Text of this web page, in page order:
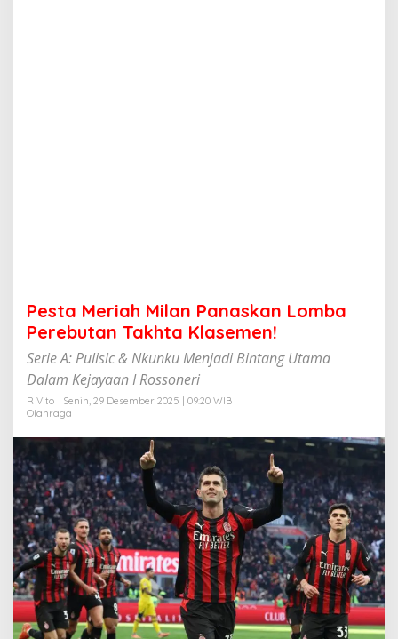
P
e
r
e
b
u
t
n
T
a
k
t
a
K
l
a
s
e
m
Pesta Meriah Milan Panaskan Lomba
Perebutan Takhta Klasemen!
Serie A: Pulisic & Nkunku Menjadi Bintang Utama
Dalam Kejayaan I Rossoneri
R Vito
Senin, 29 Desember 2025 | 09:20 WIB
Olahraga